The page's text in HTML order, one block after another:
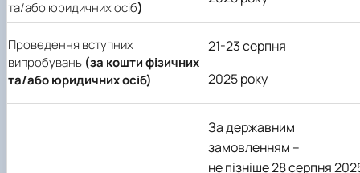
та/або юридичних осіб)
Проведення вступних
випробувань (за кошти фізичних
та/або юридичних осіб)
21-23 серпня
2025 року
За державним
замовленням –
не пізніше 28 серпня